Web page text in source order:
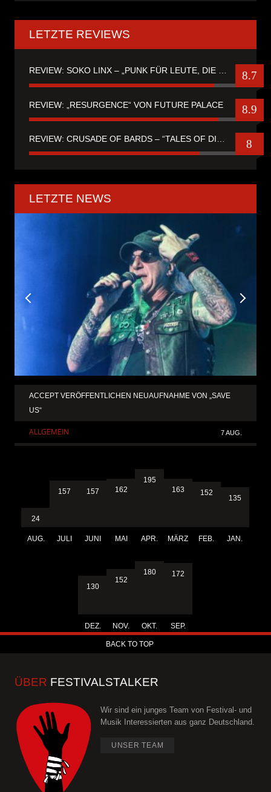
LETZTE REVIEWS
REVIEW: SOKO LINX – „PUNK FÜR LEUTE, DIE PUNK HASZEN“ 8.7
REVIEW: „RESURGENCE“ VON FUTURE PALACE 8.9
8
LETZTE NEWS
ACCEPT VERÖFFENTLICHEN NEUAUFNAHME VON „SAVE
US“
ALLGEMEIN 7 AUG.
24
AUG.
157
JULI
157
JUNI
162
MAI
195
APR.
163
MÄRZ
152
FEB.
135
JAN.
130
DEZ.
152
NOV.
180
OKT.
172
SEP.
BACK TO TOP
ÜBER FESTIVALSTALKER
Wir sind ein junges Team von Festival- und
Musik Interessierten aus ganz Deutschland.
UNSER TEAM